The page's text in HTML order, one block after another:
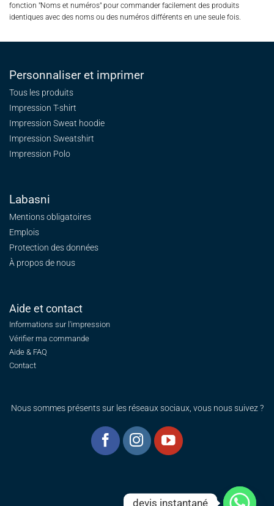
fonction "Noms et numéros" pour commander facilement des produits
identiques avec des noms ou des numéros différents en une seule fois.
Personnaliser et imprimer
Tous les produits
Impression T-shirt
Impression Sweat hoodie
Impression Sweatshirt
Impression Polo
Labasni
Mentions obligatoires
Emplois
Protection des données
À propos de nous
Aide et contact
Informations sur l'impression
Vérifier ma commande
Aide & FAQ
Contact
Nous sommes présents sur les réseaux sociaux, vous nous suivez ?
devis instantané